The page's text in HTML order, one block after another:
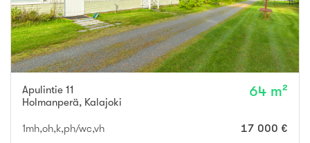
Apulintie 11
Holmanperä, Kalajoki
64 m²
1mh,oh,k,ph/wc,vh 17 000 €